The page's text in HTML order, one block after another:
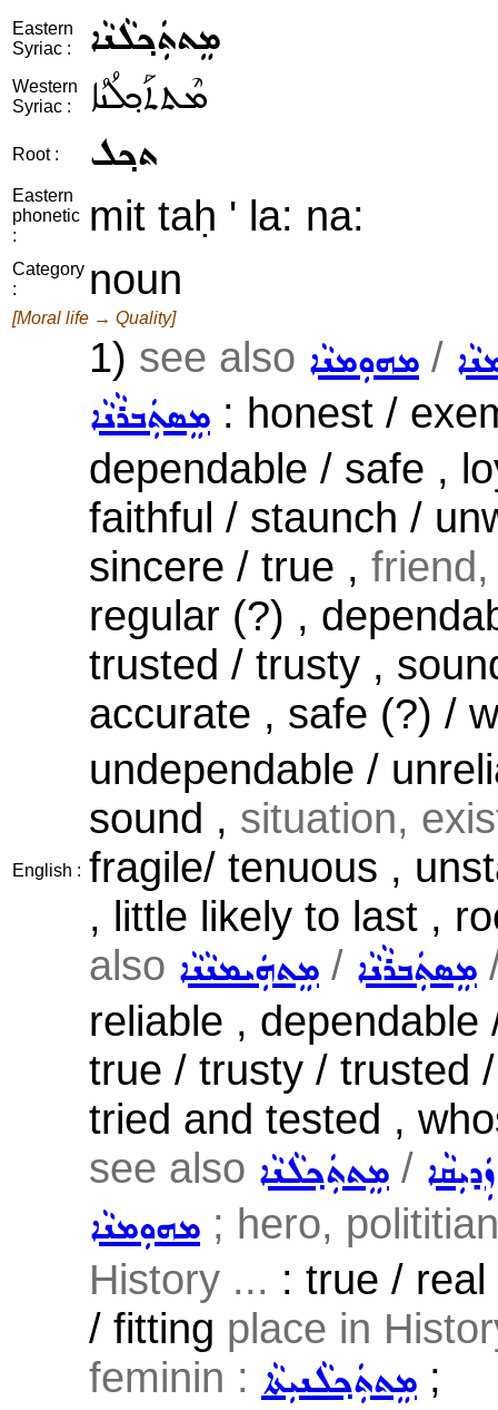
Eastern
Syriac :
ܡܸܬܬܲܟ݂ܠܵܢܵܐ
Western
Syriac :
ܡܶܬܬܰܟ݂ܠܳܢܳܐ
Root : ܬܟ݂ܠ
Eastern
phonetic
:
mit taḥ ' la: na:
Category
:
noun
[Moral life → Quality]
English :
1) see also ܡܗܘܼܡܢܵܐ /
ܡܸܣܬܲܒܪܵܢܵܐ : honest /
dependable / safe ,
faithful / staunch /
sincere / true ,
regular (?) ,
trusted / trusty ,
accurate , safe (?) /
undependable /
sound , situation,
fragile/ tenuous ,
, little likely to last ,
also ܡܸܬܗܲܝܡܢܵܢܵܐ / ܡܸܣܬܲܒܪܵܢܵܐ
reliable ,
true / trusty / trusted
tried and tested ,
see also ܡܸܬܬܲܟ݂ܠܵܢܵܐ / ܙܲܕܝܼܩܵܐ
ܡܗܘܼܡܢܵܐ ; hero,
History ... : true /
/ fitting place in
feminin : ܡܸܬܬܲܟ݂ܠܵܢܝܼܬܵܐ ;